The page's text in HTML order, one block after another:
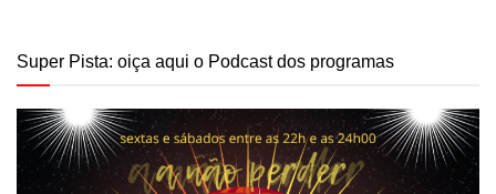
Super Pista: oiça aqui o Podcast dos programas